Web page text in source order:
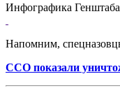
Инфографика
Напомним,
ССО показали